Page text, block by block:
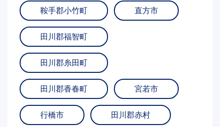
鞍手郡小竹町 直方市
田川郡福智町
田川郡糸田町
田川郡香春町 宮若市
行橋市 田川郡赤村